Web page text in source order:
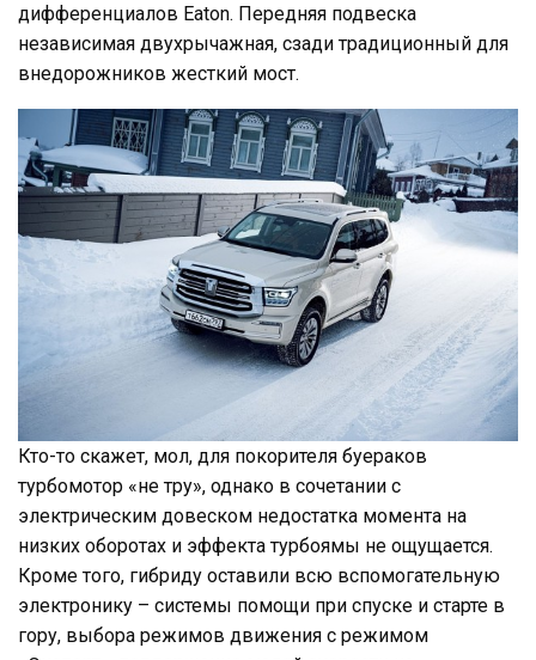
дифференциалов Eaton. Передняя подвеска
независимая двухрычажная, сзади традиционный для
внедорожников жесткий мост.
Кто-то скажет, мол, для покорителя буераков
турбомотор «не тру», однако в сочетании с
электрическим довеском недостатка момента на
низких оборотах и эффекта турбоямы не ощущается.
Кроме того, гибриду оставили всю вспомогательную
электронику – системы помощи при спуске и старте в
гору, выбора режимов движения с режимом